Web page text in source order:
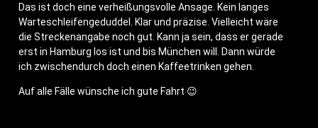
Das ist doch eine ver­hei­ßungs­vol­le Ansa­ge. Kein lan­ges
War­te­schlei­fen­ge­dud­del. Klar und prä­zi­se. Viel­leicht wäre
die Stre­cken­an­ga­be noch gut. Kann ja sein, dass er gera­de
erst in Ham­burg los ist und bis Mün­chen will. Dann wür­de
ich zwi­schen­durch doch einen Kaf­fee­trin­ken gehen.
Auf alle Fäl­le wün­sche ich gute Fahrt 😉